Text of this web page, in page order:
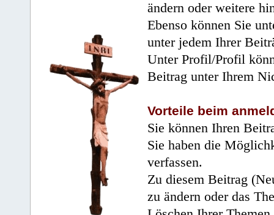
ändern oder weitere
Ebenso können Sie
unter jedem Ihrer
Unter Profil/Profil
Beitrag unter Ihrem
Vorteile beim
Sie können Ihren
Sie haben die
verfassen.
Zu diesem Beitrag
zu ändern oder das